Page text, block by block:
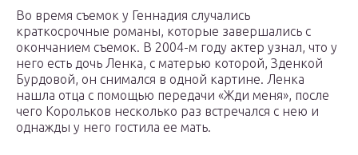
Во время съемок у Геннадия случались
краткосрочные романы, которые завершались с
окончанием съемок. В 2004-м году актер узнал, что у
него есть дочь Ленка, с матерью которой, Зденкой
Бурдовой, он снимался в одной картине. Ленка
нашла отца с помощью передачи «Жди меня», после
чего Корольков несколько раз встречался с нею и
однажды у него гостила ее мать.